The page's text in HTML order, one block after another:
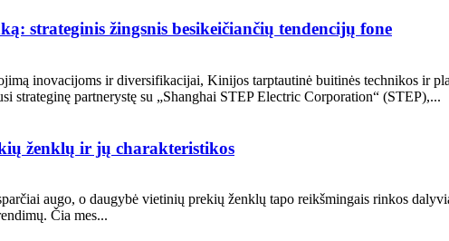
strateginis žingsnis besikeičiančių tendencijų fone
inovacijoms ir diversifikacijai, Kinijos tarptautinė buitinės technikos ir
strateginę partnerystę su „Shanghai STEP Electric Corporation“ (STEP),...
ženklų ir jų charakteristikos
augo, o daugybė vietinių prekių ženklų tapo reikšmingais rinkos
Čia mes...